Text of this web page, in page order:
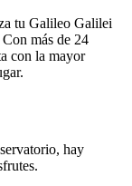
tu Galileo Galilei
más de 24
con la mayor
hay